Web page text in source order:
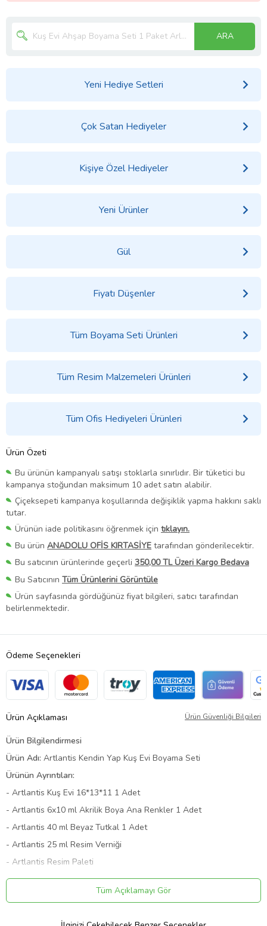
ARA
Yeni Hediye Setleri
Çok Satan Hediyeler
Kişiye Özel Hediyeler
Yeni Ürünler
Gül
Fiyatı Düşenler
Tüm Boyama Seti Ürünleri
Tüm Resim Malzemeleri Ürünleri
Tüm Ofis Hediyeleri Ürünleri
Ürün Özeti
Bu ürünün kampanyalı satışı stoklarla sınırlıdır. Bir tüketici bu
kampanya stoğundan maksimum 10 adet satın alabilir.
Çiçeksepeti kampanya koşullarında değişiklik yapma hakkını saklı
tutar.
Ürünün iade politikasını öğrenmek için tıklayın.
Bu ürün ANADOLU OFİS KIRTASİYE tarafından gönderilecektir.
Bu satıcının ürünlerinde geçerli 350,00 TL Üzeri Kargo Bedava
Bu Satıcının Tüm Ürünlerini Görüntüle
Ürün sayfasında gördüğünüz fiyat bilgileri, satıcı tarafından
belirlenmektedir.
Ödeme Seçenekleri
Ürün Açıklaması Ürün Güvenliği Bilgileri
Ürün Bilgilendirmesi
Ürün Adı: Artlantis Kendin Yap Kuş Evi Boyama Seti
Ürünün Ayrıntıları:
- Artlantis Kuş Evi 16*13*11 1 Adet
- Artlantis 6x10 ml Akrilik Boya Ana Renkler 1 Adet
- Artlantis 40 ml Beyaz Tutkal 1 Adet
- Artlantis 25 ml Resim Verniği
- Artlantis Resim Paleti
- 1 - 4 - 9 Numaralı 3 Adet Fırça
Tüm Açıklamayı Gör